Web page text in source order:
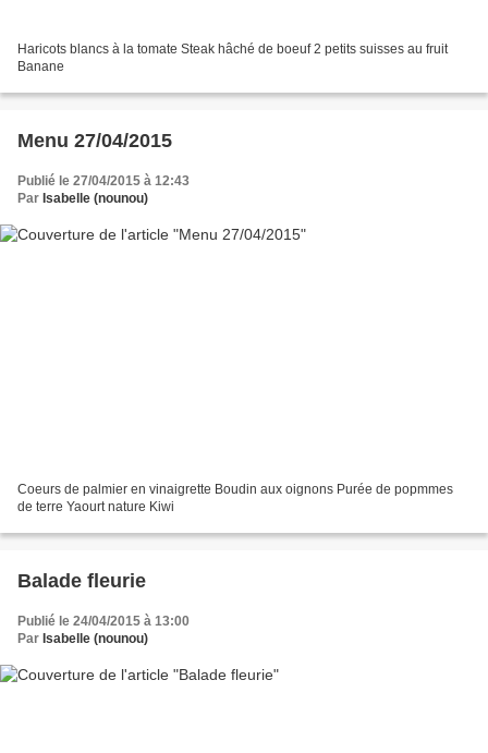
Haricots blancs à la tomate Steak hâché de boeuf 2 petits suisses au fruit
Banane
Menu 27/04/2015
Publié le 27/04/2015 à 12:43
Par Isabelle (nounou)
Coeurs de palmier en vinaigrette Boudin aux oignons Purée de popmmes
de terre Yaourt nature Kiwi
Balade fleurie
Publié le 24/04/2015 à 13:00
Par Isabelle (nounou)